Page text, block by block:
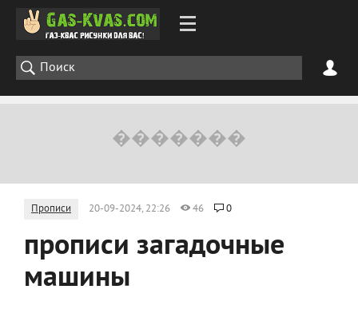
Прописи 20-09-2024, 22:26 46 0
прописи загадочные
машины